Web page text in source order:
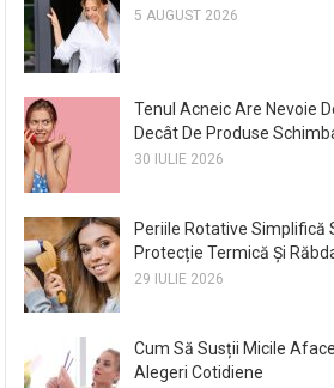
5 AUGUST 2026
Tenul Acneic Are Nevoie
Decât De Produse
30 IULIE 2026
Periile Rotative Simplifică
Protecție Termică Și
29 IULIE 2026
Cum Să Susții Micile
Alegeri Cotidiene